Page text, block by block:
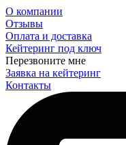
О компании
Отзывы
Оплата и доставка
Кейтеринг под ключ
Перезвоните мне
Заявка на кейтеринг
Контакты